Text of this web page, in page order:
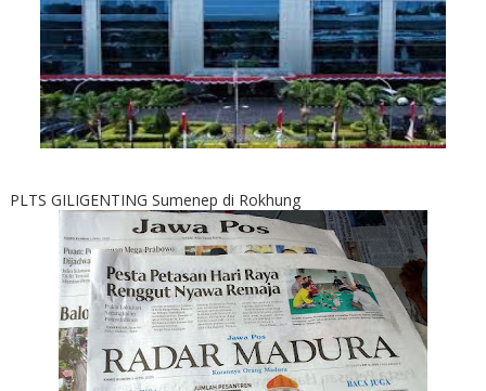
PLTS GILIGENTING Sumenep di Rokhung